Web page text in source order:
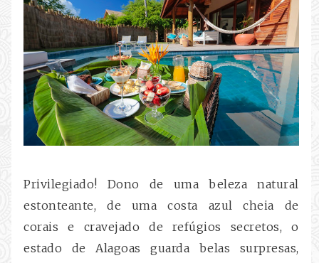
Privilegiado! Dono de uma beleza natural
estonteante, de uma costa azul cheia de
corais e cravejado de refúgios secretos, o
estado de Alagoas guarda belas surpresas,